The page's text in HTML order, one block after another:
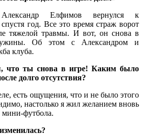
Елфимов вернулся к
год. Все это время страж ворот
тяжелой травмы. И вот, он снова в
Об этом с Александром и
клуба.
что ты снова в игре! Каким было
долго отсутствия?
есть ощущения, что и не было этого
настолько я жил желанием вновь
мини-футбола.